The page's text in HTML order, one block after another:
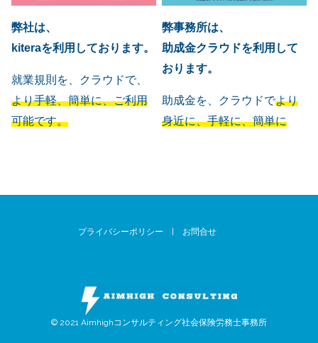
弊社は、
kiteraを利用しております。
就業規則を、クラウドで、
より手軽、簡単に、ご利用
可能です。
弊事務所は、
助成金クラウドを利用して
おります。
助成金を、クラウドでより
身近に、手軽に、簡単に
プライバシーポリシー | お問合せ
© 2021 Aimhighコンサルティング社会保険労務士事務所